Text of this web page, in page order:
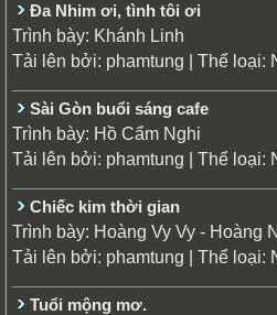
Đa Nhim ơi, tình tôi ơi
Trình bày: Khánh Linh
Tải lên bởi: phamtung | Thể loại:
Sài Gòn buổi sáng cafe
Trình bày: Hồ Cẩm Nghi
Tải lên bởi: phamtung | Thể loại:
Chiếc kim thời gian
Trình bày: Hoàng Vy Vy - Hoàng
Tải lên bởi: phamtung | Thể loại:
Tuổi mộng mơ.